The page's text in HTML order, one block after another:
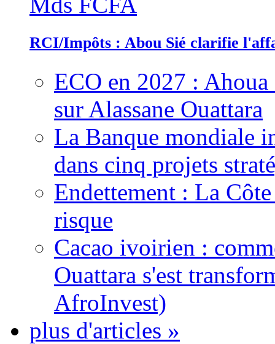
RCI/Impôts : Abou Sié clarifie
ECO en 2027 :
sur Alassane Ouattara
La Banque mondiale
dans cinq projets
Endettement : La
risque
Cacao ivoirien :
Ouattara s'est
AfroInvest)
plus d'articles »